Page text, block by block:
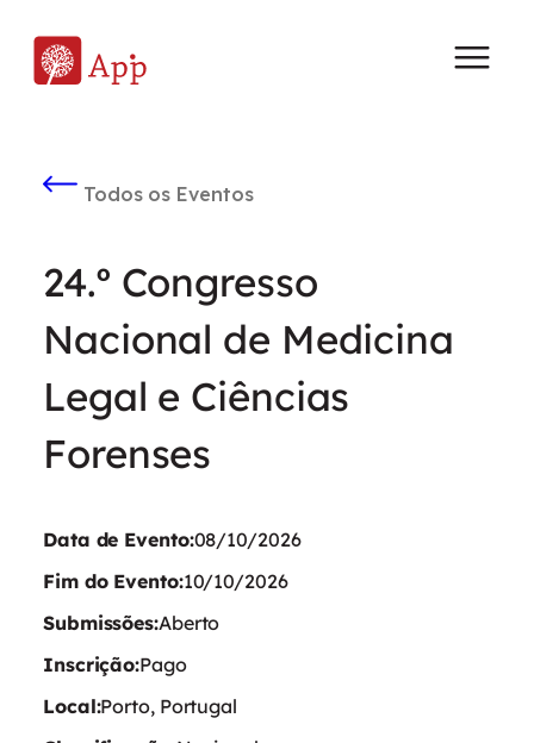
Todos os Eventos
24.º Congresso
Nacional de Medicina
Legal e Ciências
Forenses
Data de Evento:08/10/2026
Fim do Evento:10/10/2026
Submissões:Aberto
Inscrição:Pago
Local:Porto, Portugal